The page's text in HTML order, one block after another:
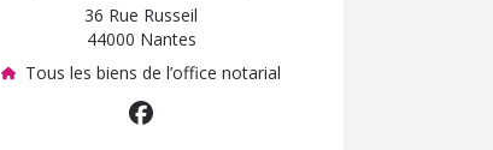
36 Rue Russeil
44000 Nantes
Tous les biens de l’office notarial